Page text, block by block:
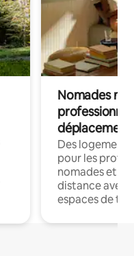
Nomades
déplacement
Des
pour les
nomades et
distance avec
espaces de